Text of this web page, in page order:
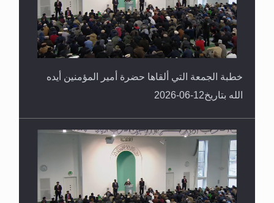
خطبة الجمعة التي ألقاها حضرة أمير المؤمنين أيده
الله بتاريخ12-06-2026